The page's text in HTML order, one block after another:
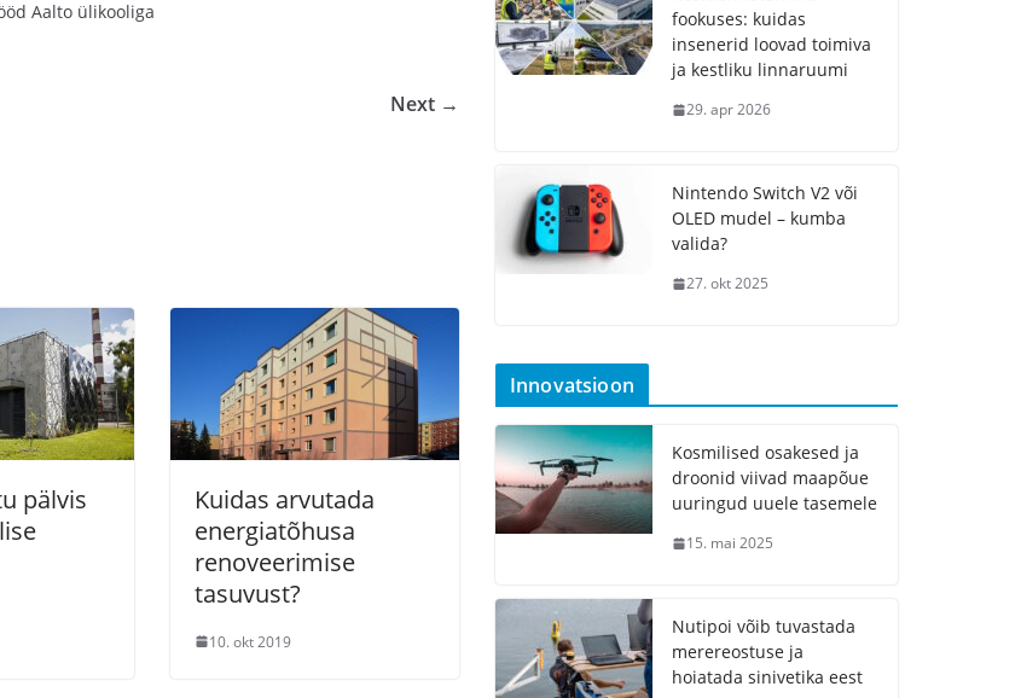
Aalto ülikooliga
Next →
pälvis
Kuidas arvutada
energiatõhusa
renoveerimise
tasuvust?
10. okt 2019
fookuses: kuidas
insenerid loovad toimiva
ja kestliku linnaruumi
29. apr 2026
Nintendo Switch V2 või
OLED mudel – kumba
valida?
27. okt 2025
Innovatsioon
Kosmilised osakesed ja
droonid viivad maapõue
uuringud uuele tasemele
15. mai 2025
Nutipoi võib tuvastada
merereostuse ja
hoiatada sinivetika eest